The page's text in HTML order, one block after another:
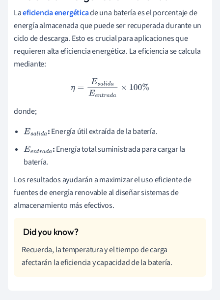
Laeficiencia energéticade una batería es el porcentaje de
energía almacenada que puede ser recuperada durante un
ciclo de descarga. Esto es crucial para aplicaciones que
requieren alta eficiencia energética. La eficiencia se calcula
mediante:
η= Es alidaEentra da ×100%
donde;
Esalida:Energía útil extraída de la batería.
Eentrad
a
:Energía total suministrada para cargar la
batería.
Los resultados ayudarán a maximizar el uso eficiente de
fuentes de energía renovable al diseñar sistemas de
almacenamiento más efectivos.
Recuerda, la temperatura y el tiempo de carga
afectarán la eficiencia y capacidad de la batería.